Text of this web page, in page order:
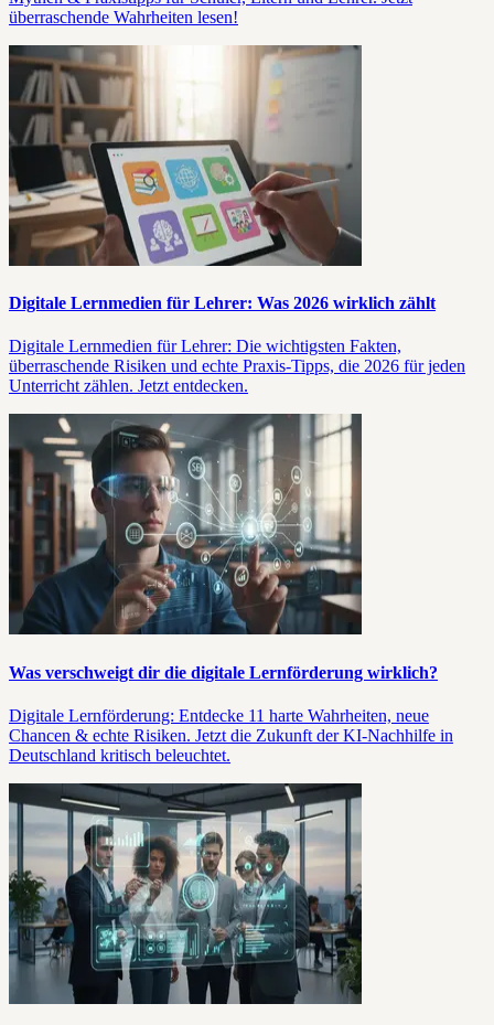
überraschende Wahrheiten lesen!
Digitale Lernmedien für Lehrer: Was 2026 wirklich zählt
Digitale Lernmedien für Lehrer: Die wichtigsten Fakten,
überraschende Risiken und echte Praxis-Tipps, die 2026 für jeden
Unterricht zählen. Jetzt entdecken.
Was verschweigt dir die digitale Lernförderung wirklich?
Digitale Lernförderung: Entdecke 11 harte Wahrheiten, neue
Chancen & echte Risiken. Jetzt die Zukunft der KI-Nachhilfe in
Deutschland kritisch beleuchtet.